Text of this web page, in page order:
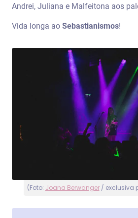
Andrei, Juliana e Malfeitona aos
Vida longa ao Sebastianismos!
(Foto: Joana Berwanger/ exclusiva